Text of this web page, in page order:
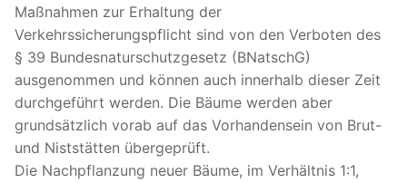
Maßnahmen zur Erhaltung der
Verkehrssicherungspflicht sind von den Verboten des
§ 39 Bundesnaturschutzgesetz (BNatschG)
ausgenommen und können auch innerhalb dieser Zeit
durchgeführt werden. Die Bäume werden aber
grundsätzlich vorab auf das Vorhandensein von Brut-
und Niststätten übergeprüft.
Die Nachpflanzung neuer Bäume, im Verhältnis 1:1,